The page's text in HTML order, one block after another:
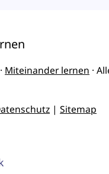
Miteinander lernen ·
|Sitemap